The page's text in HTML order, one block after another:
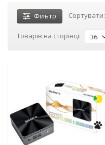
Фільтр Сортувати:
Товарів на сторінці: 36